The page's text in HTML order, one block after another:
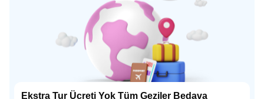
Ekstra Tur Ücreti Yok Tüm Geziler Bedava